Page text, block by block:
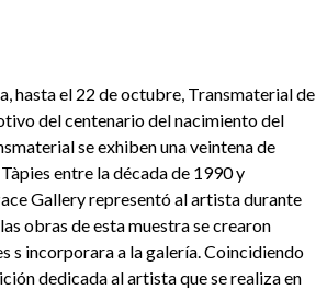
hasta el 22 de octubre, Transmaterial de
del centenario del nacimiento del
se exhiben una veintena de
entre la década de 1990 y
Gallery representó al artista durante
obras de esta muestra se crearon
s incorporara a la galería. Coincidiendo
dedicada al artista que se realiza en